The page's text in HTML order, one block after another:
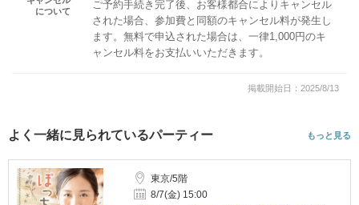
について
ご予約手続き完了後、お客様都合によりキャンセル
された場合、参加費と同額のキャンセル料が発生し
ます。無料で申込された場合は、一律1,000円のキ
ャンセル料をお支払いいただきます。
掲載開始日：2025/8/13
よく一緒に見られているパーティー もっと見る
東京/5階
8/7(金) 15:00